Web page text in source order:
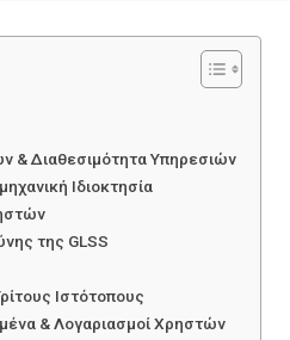
& Διαθεσιμότητα Υπηρεσιών
Ιδιοκτησία
της GLSS
Ιστότοπους
& Λογαριασμοί Χρηστών